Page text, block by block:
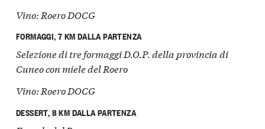
Vino: Roero DOCG
FORMAGGI, 7 KM DALLA PARTENZA
Selezione di tre formaggi D.O.P. della provincia di
Cuneo con miele del Roero
Vino: Roero DOCG
DESSERT, 8 KM DALLA PARTENZA